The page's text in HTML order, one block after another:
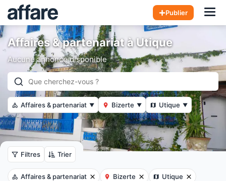
Publier
Affaires & partenariat à Utique
Aucune annonce disponible
Affaires & partenariat ▼ Bizerte ▼ Utique ▼
Filtres Trier
Affaires & partenariat Bizerte Utique